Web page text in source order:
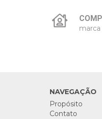
NAVEGAÇÃO
Propósito
Contato